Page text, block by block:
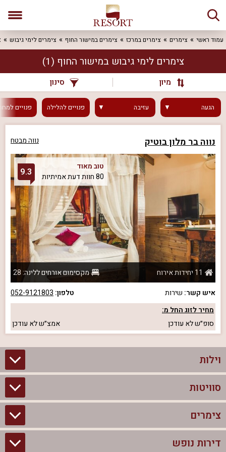
עמוד ראשי צימרים צימרים במרכז צימרים במישור החוף צימרים לימי גיבוש
צימרים לימי גיבוש במישור החוף (1)
מיון סינון
הגעה עזיבה פנוייםלהלילה פנויים
נווה בר מלון בוטיק נווה מבטח
טוב מאוד
80 חוות דעת אמיתיות
9.3
11 יחידות אירוח
מקסימום אורחים ללינה: 28
איש קשר: שירות טלפון: 052-9121803
מחיר לזוג החל מ:
סופ״שלא עודכן אמצ״שלא עודכן
וילות
וילות בצפון
וילות להשכרה
סוויטות
סוויטות בצפון
צימרים לזוגות עם בריכה פרטית
צימרים
צימרים בצפון
דירות נופש